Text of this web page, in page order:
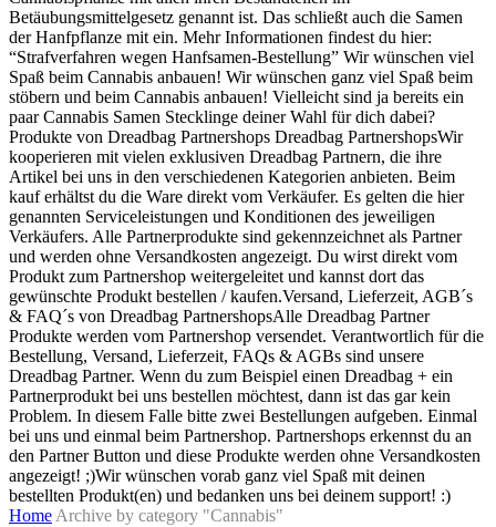
Betäubungsmittelgesetz genannt ist. Das schließt auch die Samen
der Hanfpflanze mit ein. Mehr Informationen findest du hier:
“Strafverfahren wegen Hanfsamen-Bestellung” Wir wünschen viel
Spaß beim Cannabis anbauen! Wir wünschen ganz viel Spaß beim
stöbern und beim Cannabis anbauen! Vielleicht sind ja bereits ein
paar Cannabis Samen Stecklinge deiner Wahl für dich dabei?
Produkte von Dreadbag Partnershops Dreadbag PartnershopsWir
kooperieren mit vielen exklusiven Dreadbag Partnern, die ihre
Artikel bei uns in den verschiedenen Kategorien anbieten. Beim
kauf erhältst du die Ware direkt vom Verkäufer. Es gelten die hier
genannten Serviceleistungen und Konditionen des jeweiligen
Verkäufers. Alle Partnerprodukte sind gekennzeichnet als Partner
und werden ohne Versandkosten angezeigt. Du wirst direkt vom
Produkt zum Partnershop weitergeleitet und kannst dort das
gewünschte Produkt bestellen / kaufen.Versand, Lieferzeit, AGB´s
& FAQ´s von Dreadbag PartnershopsAlle Dreadbag Partner
Produkte werden vom Partnershop versendet. Verantwortlich für die
Bestellung, Versand, Lieferzeit, FAQs & AGBs sind unsere
Dreadbag Partner. Wenn du zum Beispiel einen Dreadbag + ein
Partnerprodukt bei uns bestellen möchtest, dann ist das gar kein
Problem. In diesem Falle bitte zwei Bestellungen aufgeben. Einmal
bei uns und einmal beim Partnershop. Partnershops erkennst du an
den Partner Button und diese Produkte werden ohne Versandkosten
angezeigt! ;)Wir wünschen vorab ganz viel Spaß mit deinen
bestellten Produkt(en) und bedanken uns bei deinem support! :)
HomeArchive by category "Cannabis"